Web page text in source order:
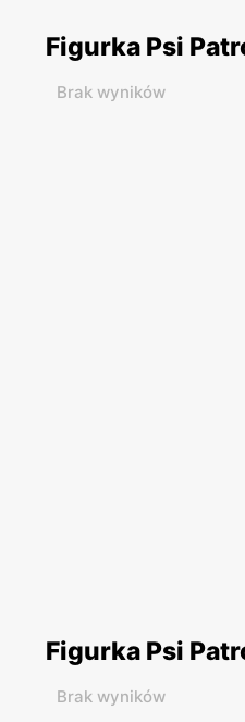
Figurka Psi
Brak wyników
Figurka Psi
Brak wyników